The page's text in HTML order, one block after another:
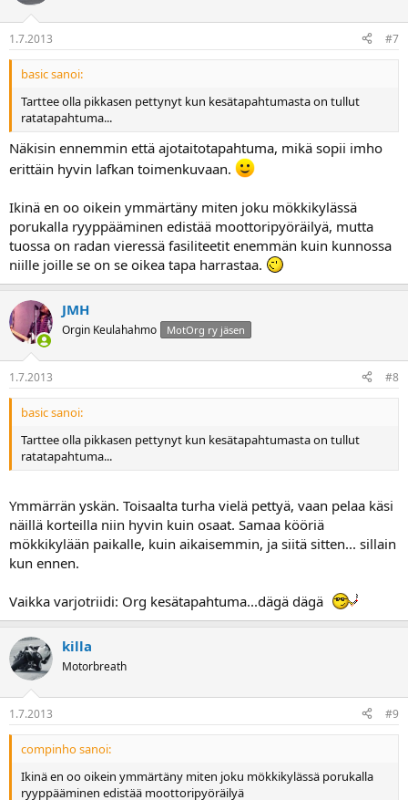
1.7.2013 #7
basic sanoi:
Tarttee olla pikkasen pettynyt kun kesätapahtumasta on tullut
ratatapahtuma...
Näkisin ennemmin että ajotaitotapahtuma, mikä sopii imho
erittäin hyvin lafkan toimenkuvaan.
Ikinä en oo oikein ymmärtäny miten joku mökkikylässä
porukalla ryyppääminen edistää moottoripyöräilyä, mutta
tuossa on radan vieressä fasiliteetit enemmän kuin kunnossa
niille joille se on se oikea tapa harrastaa.
JMH
Orgin Keulahahmo MotOrg ry jäsen
1.7.2013 #8
basic sanoi:
Tarttee olla pikkasen pettynyt kun kesätapahtumasta on tullut
ratatapahtuma...
Ymmärrän yskän. Toisaalta turha vielä pettyä, vaan pelaa käsi
näillä korteilla niin hyvin kuin osaat. Samaa kööriä
mökkikylään paikalle, kuin aikaisemmin, ja siitä sitten... sillain
kun ennen.
Vaikka varjotriidi: Org kesätapahtuma...dägä dägä
killa
Motorbreath
1.7.2013 #9
compinho sanoi:
Ikinä en oo oikein ymmärtäny miten joku mökkikylässä porukalla
ryyppääminen edistää moottoripyöräilyä